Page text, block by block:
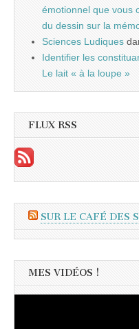
émotionnel que vous
du dessin sur la
Sciences Ludiques
Identifier les
Le lait « à la loupe »
FLUX RSS
SUR LE CAFÉ DES
MES VIDÉOS !